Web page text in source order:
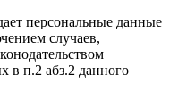
персональные данные
случаев,
в п.2 абз.2 данного